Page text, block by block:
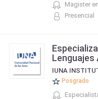
Magister
Presencial
Posgrado